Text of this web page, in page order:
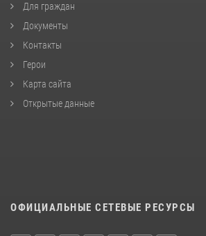
Для граждан
Документы
Контакты
Герои
Карта сайта
Открытые данные
ОФИЦИАЛЬНЫЕ СЕТЕВЫЕ РЕСУРСЫ